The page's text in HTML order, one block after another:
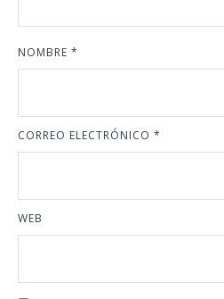
NOMBRE *
CORREO ELECTRÓNICO *
WEB